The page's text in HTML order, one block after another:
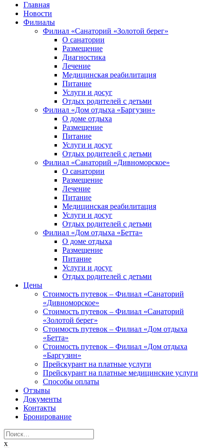
Главная
Новости
Филиалы
Филиал «Санаторий «Золотой берег»
О санатории
Размещение
Диагностика
Лечение
Медицинская реабилитация
Питание
Услуги и досуг
Отдых родителей с детьми
Филиал «Дом отдыха «Баргузин»
О доме отдыха
Размещение
Питание
Услуги и досуг
Отдых родителей с детьми
Филиал «Санаторий «Дивноморское»
О санатории
Размещение
Лечение
Питание
Медицинская реабилитация
Услуги и досуг
Отдых родителей с детьми
Филиал «Дом отдыха «Бетта»
О доме отдыха
Размещение
Питание
Услуги и досуг
Отдых родителей с детьми
Цены
Стоимость путевок – Филиал «Санаторий
«Дивноморское»
Стоимость путевок – Филиал «Санаторий
«Золотой берег»
Стоимость путевок – Филиал «Дом отдыха
«Бетта»
Стоимость путевок – Филиал «Дом отдыха
«Баргузин»
Прейскурант на платные услуги
Прейскурант на платные медицинские услуги
Способы оплаты
Отзывы
Документы
Контакты
Бронирование
Найти:
x